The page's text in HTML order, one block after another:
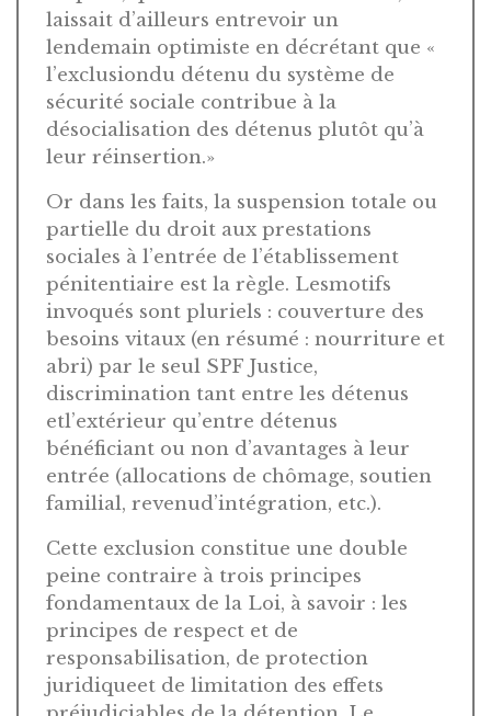
laissait d’ailleurs entrevoir un
lendemain optimiste en décrétant que «
l’exclusiondu détenu du système de
sécurité sociale contribue à la
désocialisation des détenus plutôt qu’à
leur réinsertion.»
Or dans les faits, la suspension totale ou
partielle du droit aux prestations
sociales à l’entrée de l’établissement
pénitentiaire est la règle. Lesmotifs
invoqués sont pluriels : couverture des
besoins vitaux (en résumé : nourriture et
abri) par le seul SPF Justice,
discrimination tant entre les détenus
etl’extérieur qu’entre détenus
bénéficiant ou non d’avantages à leur
entrée (allocations de chômage, soutien
familial, revenud’intégration, etc.).
Cette exclusion constitue une double
peine contraire à trois principes
fondamentaux de la Loi, à savoir : les
principes de respect et de
responsabilisation, de protection
juridiqueet de limitation des effets